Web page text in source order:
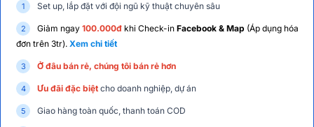
Set up, lắp đặt với đội ngũ kỹ thuật chuyên sâu
Giảm ngay 100.000đ khi Check-in Facebook & Map (Áp dụng hóa
đơn trên 3tr). Xem chi tiết
Ở đâu bán rẻ, chúng tôi bán rẻ hơn
Ưu đãi đặc biệt cho doanh nghiệp, dự án
Giao hàng toàn quốc, thanh toán COD